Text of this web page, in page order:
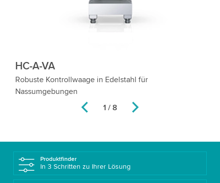
2 / 8
HC-A-VA
Robuste Kontrollwaage in Edelstahl für
Nassumgebungen
Produktfinder
In 3 Schritten zu Ihrer Lösung